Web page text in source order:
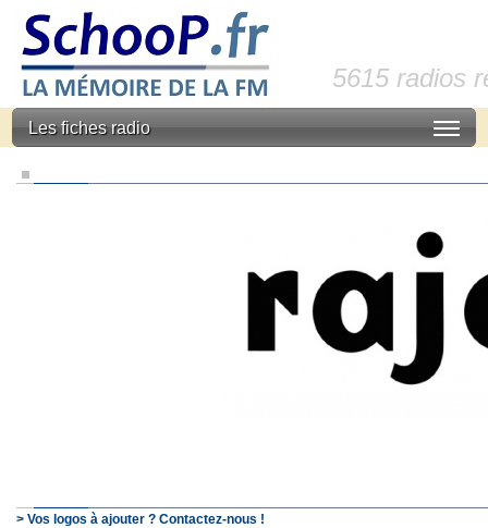
5615 radios
Les fiches radio
> Vos logos à ajouter ? Contactez-nous !